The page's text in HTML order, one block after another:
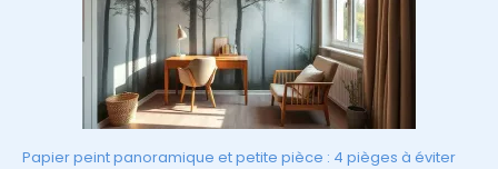
Papier peint panoramique et petite pièce : 4 pièges à éviter